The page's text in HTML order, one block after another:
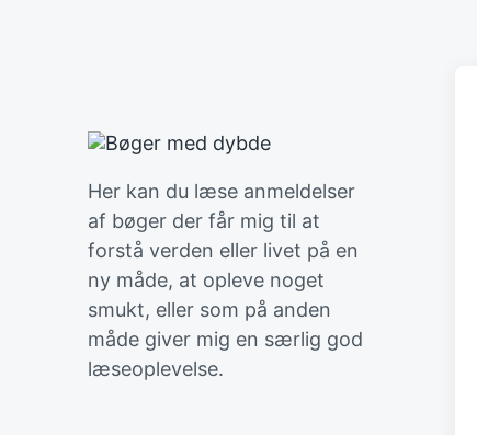
Her kan du læse anmeldelser
af bøger der får mig til at
forstå verden eller livet på en
ny måde, at opleve noget
smukt, eller som på anden
måde giver mig en særlig god
læseoplevelse.